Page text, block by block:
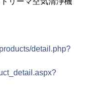
detail.php?